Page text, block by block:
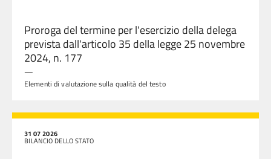
Proroga del termine per l'esercizio della delega
prevista dall'articolo 35 della legge 25 novembre
2024, n. 177
—
Elementi di valutazione sulla qualità del testo
31 07 2026
BILANCIO DELLO STATO